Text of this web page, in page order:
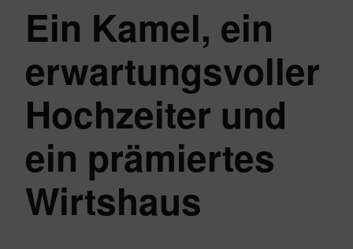
Ein Kamel, ein
erwartungsvoller
Hochzeiter und
ein prämiertes
Wirtshaus